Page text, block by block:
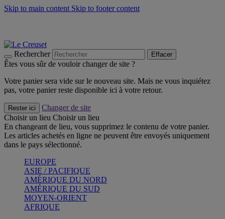
Skip to main content Skip to footer content
Rechercher Effacer
Êtes vous sûr de vouloir changer de site ?
Votre panier sera vide sur le nouveau site. Mais ne vous inquiétez
pas, votre panier reste disponible ici à votre retour.
Rester ici
Changer de site
Choisir un lieu Choisir un lieu
En changeant de lieu, vous supprimez le contenu de votre panier.
Les articles achetés en ligne ne peuvent être envoyés uniquement
dans le pays sélectionné.
EUROPE
ASIE / PACIFIQUE
AMÉRIQUE DU NORD
AMÉRIQUE DU SUD
MOYEN-ORIENT
AFRIQUE